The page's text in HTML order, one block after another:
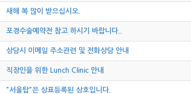
새해 복 많이 받으십시오.
포경수술예약전 참고 하시기 바랍니다..
상담시 이메일 주소관련 및 전화상담 안내
직장인을 위한 Lunch Clinic 안내
"서울탑"은 상표등록된 상호입니다.